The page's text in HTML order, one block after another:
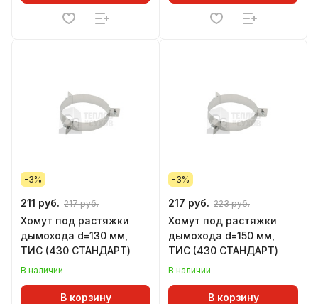
-3%
211 руб. 217 руб.
Хомут под растяжки
дымохода d=130 мм,
ТИС (430 СТАНДАРТ)
В наличии
В корзину
-3%
217 руб. 223 руб.
Хомут под растяжки
дымохода d=150 мм,
ТИС (430 СТАНДАРТ)
В наличии
В корзину